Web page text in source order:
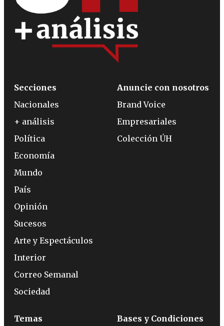
Secciones
Nacionales
+ análisis
Política
Economía
Mundo
País
Opinión
Sucesos
Arte y Espectáculos
Interior
Correo Semanal
Sociedad
Anuncie con nosotros
Brand Voice
Empresariales
Colección ÚH
Temas Bases y Condiciones